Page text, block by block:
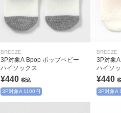
BREEZE
3P対象A Bpop ポップベビー
ハイソックス
¥440 税込
3P対象A 1100円
BREEZE
3P対象
ハイソ
¥440
3P対象A